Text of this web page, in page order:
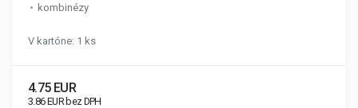
kombinézy
V kartóne: 1 ks
4.75 EUR
3.86 EUR bez DPH